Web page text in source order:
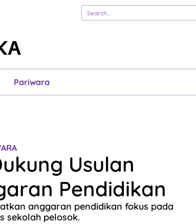
Pariwara
Justisia
Usulan
Pendidikan
anggaran pendidikan fokus pada
sekolah pelosok.